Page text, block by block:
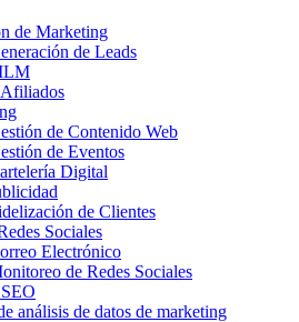
de Marketing
de Leads
de Contenido Web
de Eventos
Digital
de Clientes
Sociales
Electrónico
de Redes Sociales
análisis de datos de marketing